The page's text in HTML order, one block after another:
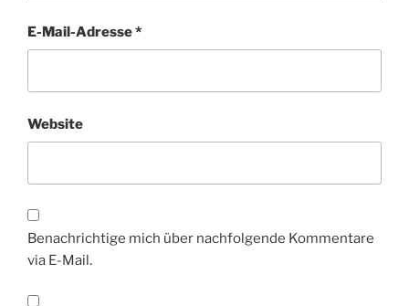
E-Mail-Adresse*
Website
Benachrichtige mich über nachfolgende Kommentare
via E-Mail.